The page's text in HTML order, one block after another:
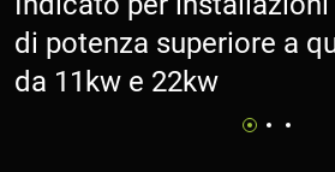
di potenza superiore a
da 11kw e 22kw